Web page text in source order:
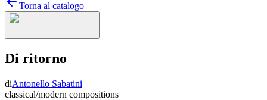
Torna al catalogo
Di ritorno
diAntonello Sabatini
classical/modern compositions